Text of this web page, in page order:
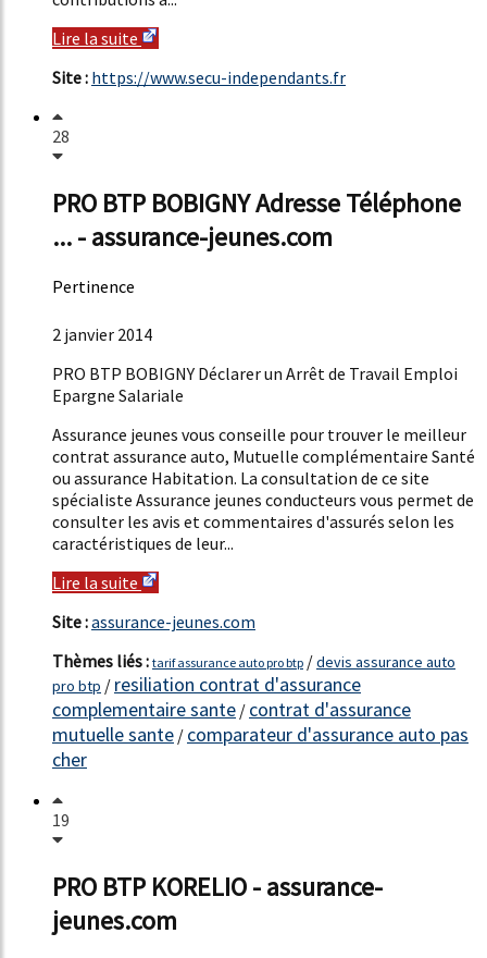
Lire la suite
Site : https://www.secu-independants.fr
28
PRO BTP BOBIGNY Adresse Téléphone
... - assurance-jeunes.com
Pertinence
2 janvier 2014
PRO BTP BOBIGNY Déclarer un Arrêt de Travail Emploi
Epargne Salariale
Assurance jeunes vous conseille pour trouver le meilleur
contrat assurance auto, Mutuelle complémentaire Santé
ou assurance Habitation. La consultation de ce site
spécialiste Assurance jeunes conducteurs vous permet de
consulter les avis et commentaires d'assurés selon les
caractéristiques de leur...
Lire la suite
Site :assurance-jeunes.com
Thèmes liés : tarif assurance auto pro btp /devis assurance auto
pro btp / resiliation contrat d'assurance
complementaire sante / contrat d'assurance
mutuelle sante / comparateur d'assurance auto pas
cher
19
PRO BTP KORELIO - assurance-
jeunes.com